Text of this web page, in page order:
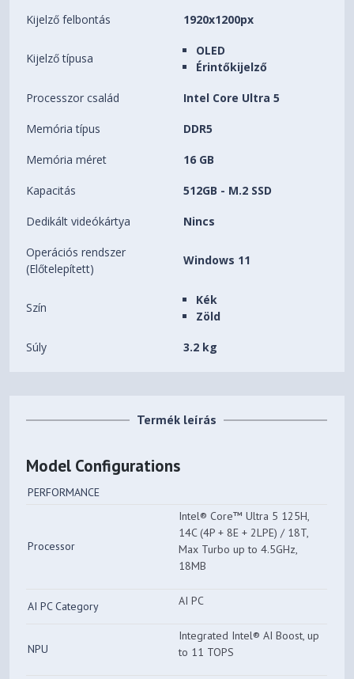
Kijelző felbontás 1920x1200px
Kijelző típusa
OLED
Érintőkijelző
Processzor család Intel Core Ultra 5
Memória típus DDR5
Memória méret 16 GB
Kapacitás 512GB - M.2 SSD
Dedikált videókártya Nincs
Operációs rendszer
(Előtelepített)
Windows 11
Szín
Kék
Zöld
Súly 3.2 kg
Termék leírás
Model Configurations
PERFORMANCE
Processor
Intel® Core™ Ultra 5 125H,
14C (4P + 8E + 2LPE) / 18T,
Max Turbo up to 4.5GHz,
18MB
AI PC Category AI PC
NPU
Integrated Intel® AI Boost, up
to 11 TOPS